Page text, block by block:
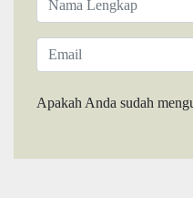
Apakah Anda sudah